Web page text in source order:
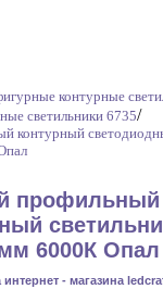
контурные
светильники 6735/
контурный
профильный
6000К Опал